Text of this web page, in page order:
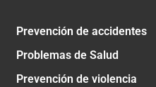
Prevención de accidentes
Problemas de Salud
Prevención de violencia